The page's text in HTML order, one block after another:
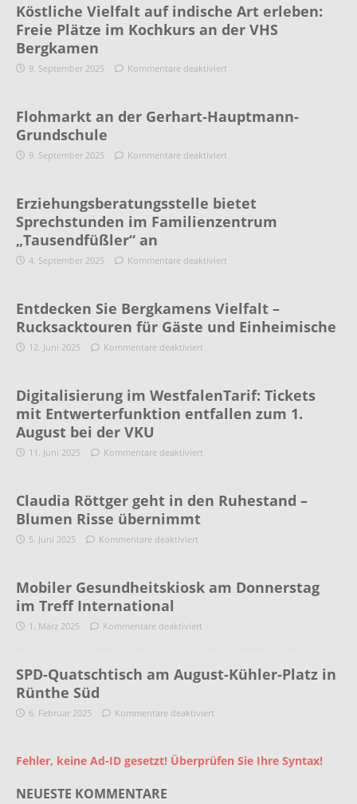
Köstliche Vielfalt auf indische Art erleben:
Freie Plätze im Kochkurs an der VHS
Bergkamen
9. September 2025 Kommentare deaktiviert
Flohmarkt an der Gerhart-Hauptmann-
Grundschule
9. September 2025 Kommentare deaktiviert
Erziehungsberatungsstelle bietet
Sprechstunden im Familienzentrum
„Tausendfüßler“ an
4. September 2025 Kommentare deaktiviert
Entdecken Sie Bergkamens Vielfalt –
Rucksacktouren für Gäste und Einheimische
12. Juni 2025 Kommentare deaktiviert
Digitalisierung im WestfalenTarif: Tickets
mit Entwerterfunktion entfallen zum 1.
August bei der VKU
11. Juni 2025 Kommentare deaktiviert
Claudia Röttger geht in den Ruhestand –
Blumen Risse übernimmt
5. Juni 2025 Kommentare deaktiviert
Mobiler Gesundheitskiosk am Donnerstag
im Treff International
1. März 2025 Kommentare deaktiviert
SPD-Quatschtisch am August-Kühler-Platz in
Rünthe Süd
6. Februar 2025 Kommentare deaktiviert
Fehler, keine Ad-ID gesetzt! Überprüfen Sie Ihre Syntax!
NEUESTE KOMMENTARE